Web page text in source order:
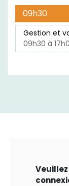
09h30
Gestion et
09h30 à